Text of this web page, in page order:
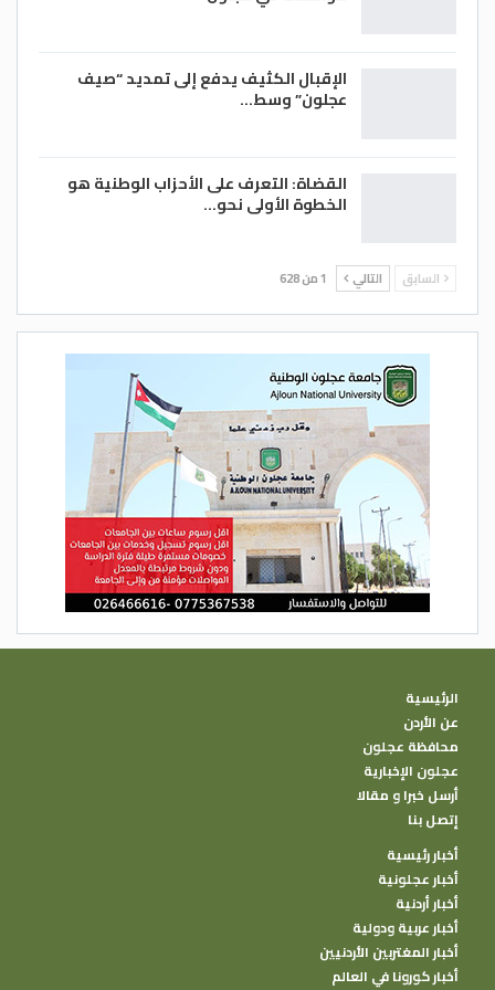
تناول الألياف
الرقم السحري هنا هو 7: مقابل كل 7 غرامات
من الألياف تضيفها إلى نظامك الغذائي
الحبوب الكاملة، أو 8 إلى 10 حصص من الخضار.
الشوكولاتة الداكنة
مركبات الفلافونويد هي مواد كيميائية نباتية
في الكاكاو لها جميع أنواع الفوائد الصحية.
على سبيل المثال، يمكن أن تساعد في علاج
الالتهاب، ويمكن أن يخفف الضغط عن قلبك.
الإقبال الكثيف يدفع إلى تمديد “صيف
عجلون” وسط…
القضاة: التعرف على الأحزاب الوطنية هو
الخطوة الأولى نحو…
السابق التالي 1 من 628
الرئيسية
عن الأردن
محافظة عجلون
عجلون الإخبارية
أرسل خبرا و مقالا
إتصل بنا
أخبار رئيسية
أخبار عجلونية
أخبار أردنية
أخبار عربية ودولية
أخبار المغتربين الأردنيين
أخبار كورونا في العالم